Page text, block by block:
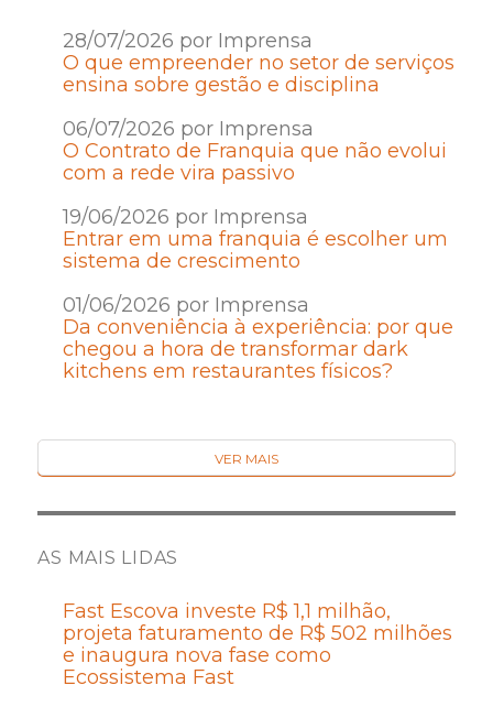
28/07/2026 por Imprensa
O que empreender no setor de serviços
ensina sobre gestão e disciplina
06/07/2026 por Imprensa
O Contrato de Franquia que não evolui
com a rede vira passivo
19/06/2026 por Imprensa
Entrar em uma franquia é escolher um
sistema de crescimento
01/06/2026 por Imprensa
Da conveniência à experiência: por que
chegou a hora de transformar dark
kitchens em restaurantes físicos?
VER MAIS
AS MAIS LIDAS
Fast Escova investe R$ 1,1 milhão,
projeta faturamento de R$ 502 milhões
e inaugura nova fase como
Ecossistema Fast